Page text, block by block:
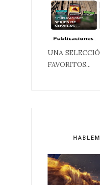
UNA
FAVORITOS...